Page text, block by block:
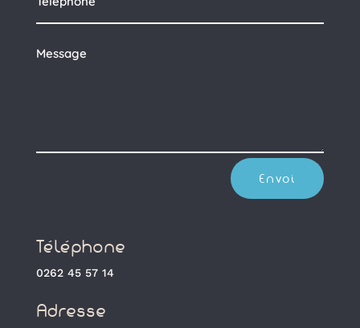
Envoi
Téléphone
0262 45 57 14
Adresse